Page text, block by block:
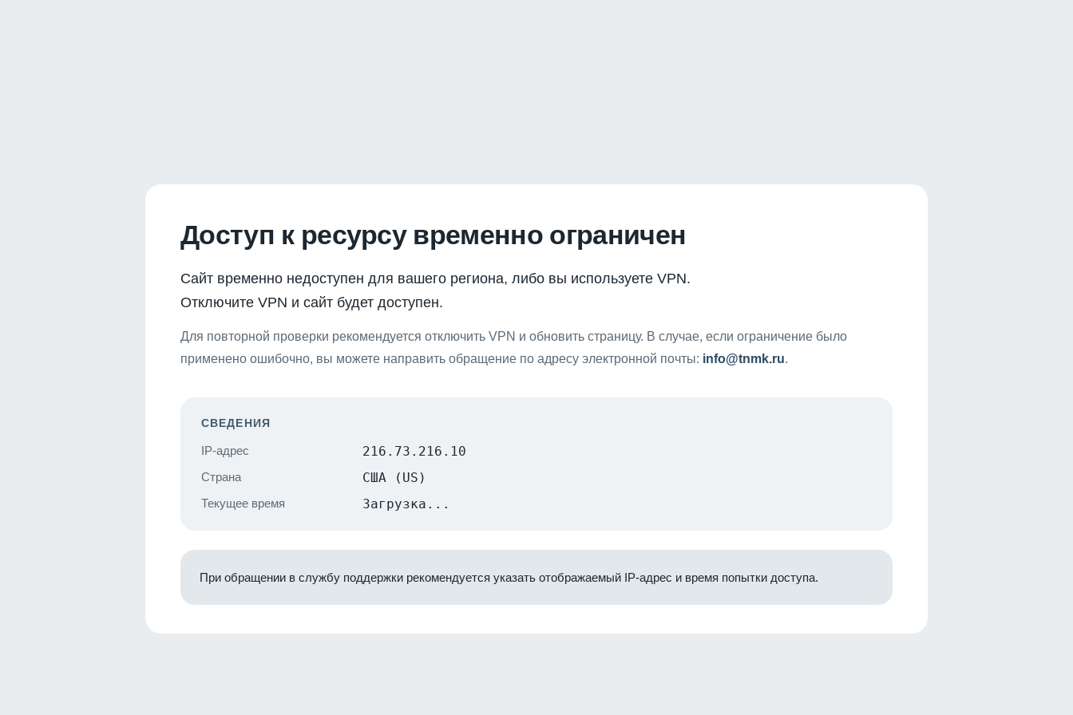
Доступ к ресурсу временно ограничен
Сайт временно недоступен для вашего региона, либо вы используете VPN.
Отключите VPN и сайт будет доступен.
Для повторной проверки рекомендуется отключить VPN и обновить страницу. В случае, если ограничение было
применено ошибочно, вы можете направить обращение по адресу электронной почты: info@tnmk.ru.
СВЕДЕНИЯ
IP-адрес 216.73.216.10
Страна США (US)
Текущее время Загрузка...
При обращении в службу поддержки рекомендуется указать отображаемый IP-адрес и время попытки доступа.